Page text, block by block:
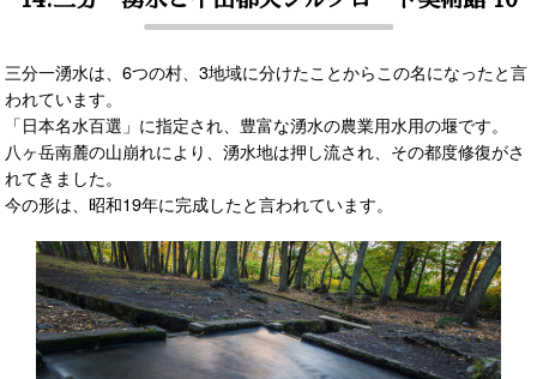
三分一湧水は、6つの村、3地域に分けたことからこの名になったと言
われています。
「日本名水百選」に指定され、豊富な湧水の農業用水用の堰です。
八ヶ岳南麓の山崩れにより、湧水地は押し流され、その都度修復がさ
れてきました。
今の形は、昭和19年に完成したと言われています。